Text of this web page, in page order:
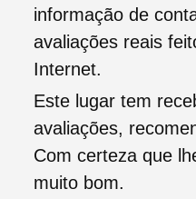
informação de
avaliações reais
Internet.
Este lugar tem
avaliações,
Com certeza que
muito bom.